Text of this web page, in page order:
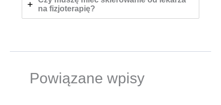
na fizjoterapię?
Powiązane wpisy